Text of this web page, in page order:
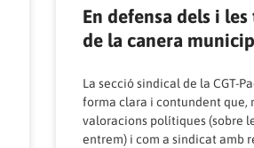
En defensa dels i
de la canera
La secció sindical de la CGT-
forma clara i contundent que,
valoracions polítiques (sobre
entrem) i com a sindicat amb